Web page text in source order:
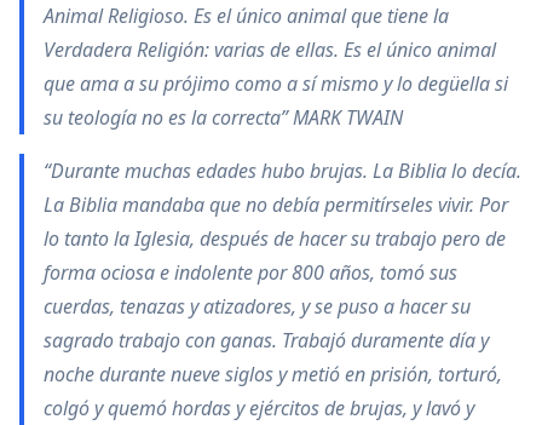
Animal Religioso. Es el único animal que tiene la
Verdadera Religión: varias de ellas. Es el único animal
que ama a su prójimo como a sí mismo y lo degüella si
su teología no es la correcta” MARK TWAIN
“Durante muchas edades hubo brujas. La Biblia lo decía.
La Biblia mandaba que no debía permitírseles vivir. Por
lo tanto la Iglesia, después de hacer su trabajo pero de
forma ociosa e indolente por 800 años, tomó sus
cuerdas, tenazas y atizadores, y se puso a hacer su
sagrado trabajo con ganas. Trabajó duramente día y
noche durante nueve siglos y metió en prisión, torturó,
colgó y quemó hordas y ejércitos de brujas, y lavó y